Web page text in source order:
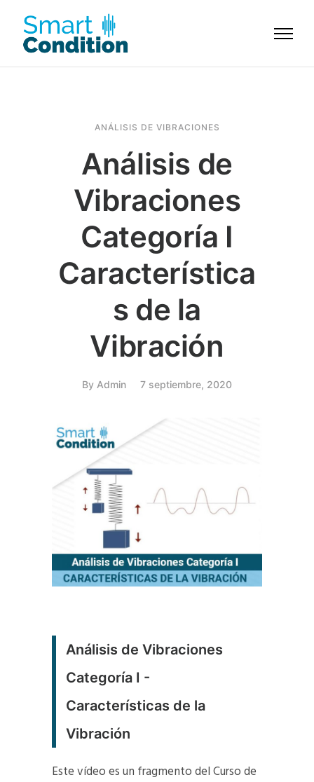
ANÁLISIS DE VIBRACIONES
Análisis de
Vibraciones
Categoría I
Característica
s de la
Vibración
By Admin 7 septiembre, 2020
Análisis de Vibraciones
Categoría I -
Características de la
Vibración
Este vídeo es un fragmento del Curso de